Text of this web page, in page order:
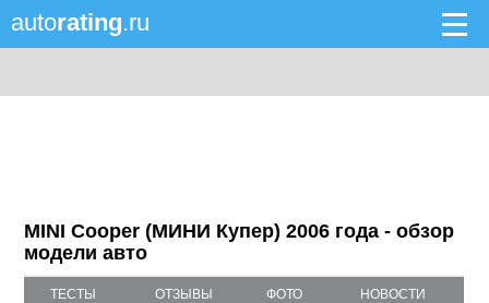
autorating.ru
MINI Cooper (МИНИ Купер) 2006 года - обзор
модели авто
ТЕСТЫ ОТЗЫВЫ ФОТО НОВОСТИ